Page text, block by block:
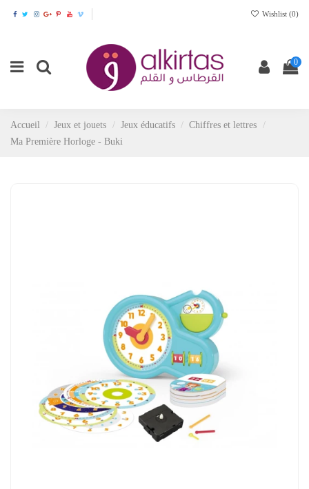
Wishlist (0)
0
Accueil Jeux et jouets Jeux éducatifs
Chiffres et lettres
Ma Première Horloge - Buki